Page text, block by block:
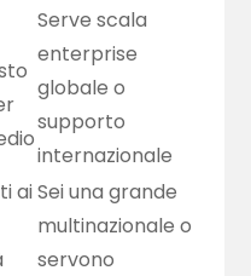
Serve scala
enterprise
globale o
supporto
internazionale
aiSei una grande
multinazionale o
servono